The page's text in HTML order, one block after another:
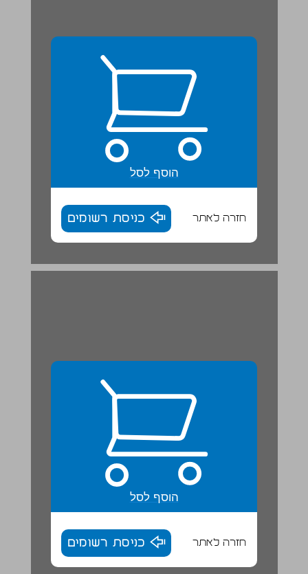
הוסף לסל
חזרה לאתר כניסת רשומים
הוסף לסל
חזרה לאתר כניסת רשומים